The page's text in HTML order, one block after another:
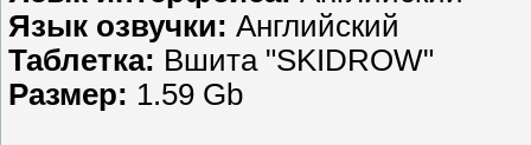
Язык озвучки: Английский
Таблетка: Вшита "SKIDROW"
Размер: 1.59 Gb